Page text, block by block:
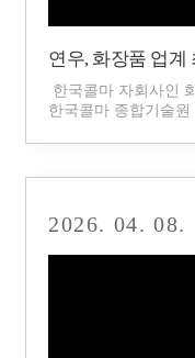
연우, 화장품 업계
한국콜마 자회사인
한국콜마 종합기술원
2026. 04. 08.